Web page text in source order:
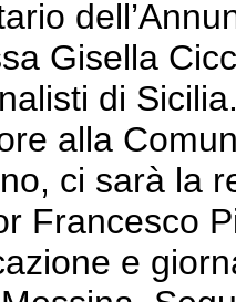
Gisella
di
alla
ci sarà la
Francesco
e